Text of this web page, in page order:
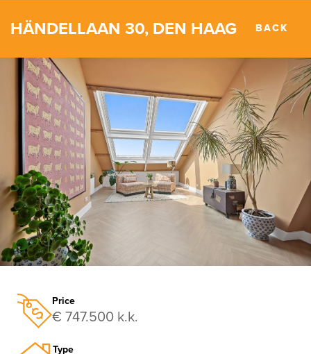
HÄNDELLAAN 30, DEN HAAG BACK
previous
Price
€ 747.500 k.k.
Type